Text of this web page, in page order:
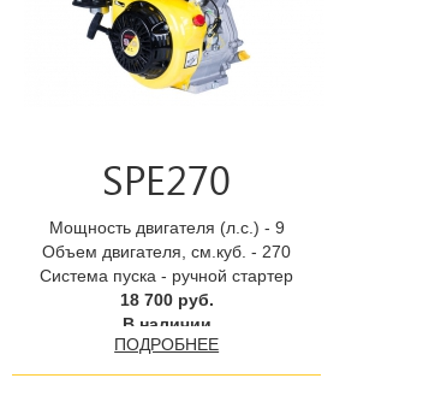
SPE270
Мощность двигателя (л.с.) - 9
Объем двигателя, см.куб. - 270
Система пуска - ручной стартер
18 700 руб.
В наличии
ПОДРОБНЕЕ